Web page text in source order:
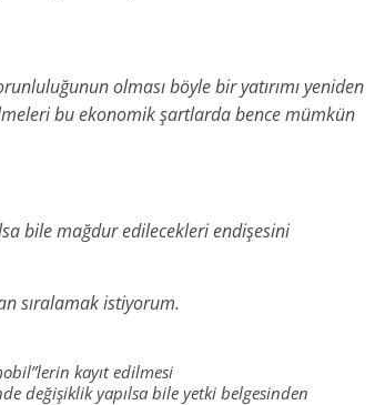
olması böyle bir yatırımı yeniden
bu ekonomik şartlarda bence mümkün
bile mağdur edilecekleri endişesini
sıralamak istiyorum.
kayıt edilmesi
değişiklik yapılsa bile yetki belgesinden